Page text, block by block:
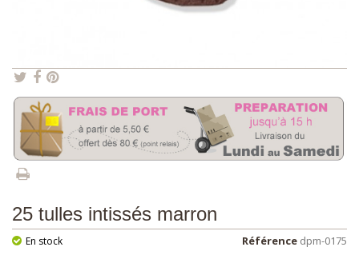
25 tulles intissés marron
Référence dpm-0175
En stock